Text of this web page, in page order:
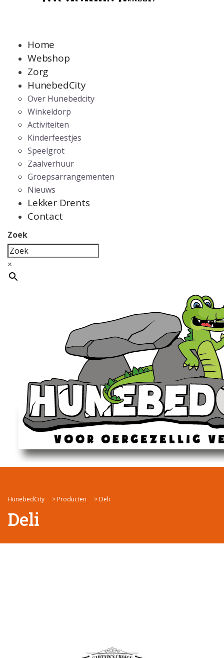
Home
Webshop
Zorg
HunebedCity
Over Hunebedcity
Winkeldorp
Activiteiten
Kinderfeestjes
Speelgrot
Zaalverhuur
Groepsarrangementen
Nieuws
Lekker Drents
Contact
Zoek
×
HunebedCity > Producten > Deli
Deli